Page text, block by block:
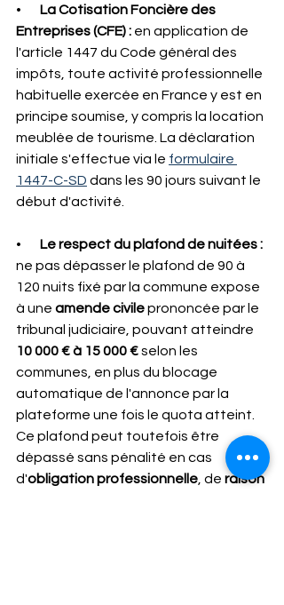
• La Cotisation Foncière des
Entreprises (CFE) : en application de
l'article 1447 du Code général des
impôts, toute activité professionnelle
habituelle exercée en France y est en
principe soumise, y compris la location
meublée de tourisme. La déclaration
initiale s'effectue via le formulaire
1447-C-SD dans les 90 jours suivant le
début d'activité.
• Le respect du plafond de nuitées :
ne pas dépasser le plafond de 90 à
120 nuits fixé par la commune expose
à une amende civile prononcée par le
tribunal judiciaire, pouvant atteindre
10 000 € à 15 000 € selon les
communes, en plus du blocage
automatique de l'annonce par la
plateforme une fois le quota atteint.
Ce plafond peut toutefois être
dépassé sans pénalité en cas
d'obligation professionnelle , de raison